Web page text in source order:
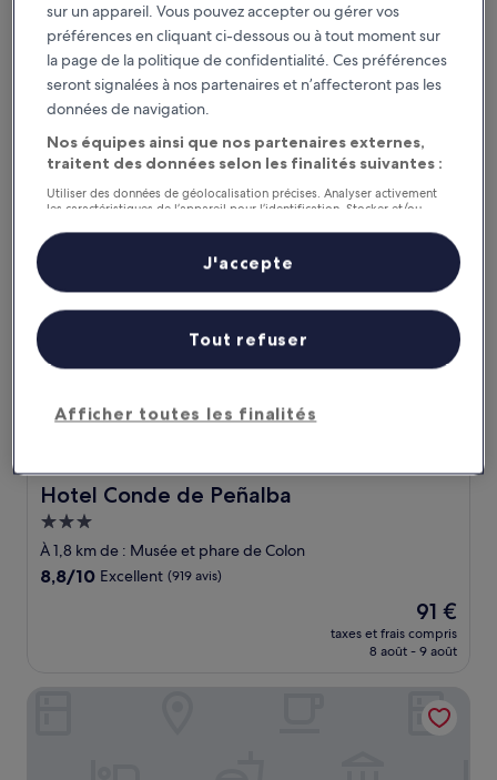
Hotel Class Colonial
Hotel Class Colonial
Hébergement
3.0 étoiles
À 2,5 km de : Musée et phare de Colon
9.0
10,
Merveilleux,
(197 avis)
9,0/10 Merveilleux (197 avis)
Le
nouveau
est
59 €
59 €
taxes et frais compris
Hotel Conde de Peñalba
Hotel Conde de Peñalba
Hébergement
3.0 étoiles
À 1,8 km de : Musée et phare de Colon
8.8
8,8/10 Excellent (919 avis)
Le
nouveau
prix
de
91 €
91 €
taxes et frais compris
8 août - 9 août
Hotel Conde de Peñalba
sur un appareil. Vous pouvez accepter ou gérer vos
préférences en cliquant ci-dessous ou à tout moment sur
la page de la politique de confidentialité. Ces préférences
seront signalées à nos partenaires et n’affecteront pas les
données de navigation.
Nos équipes ainsi que nos partenaires externes,
traitent des données selon les finalités suivantes :
Utiliser des données de géolocalisation précises. Analyser activement
les caractéristiques de l’appareil pour l’identification. Stocker et/ou
personnalisés, mesure de performance des publicités et du contenu,
études d’audience et développement de services.
Liste de nos partenaires (fournisseurs)
Afficher toutes les finalités
Tout refuser
J'accepte